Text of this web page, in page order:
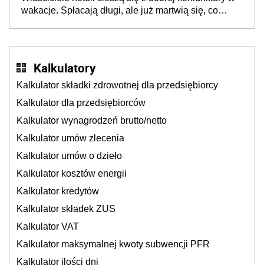
wakacje. Spłacają długi, ale już martwią się, co
Kalkulatory
Kalkulator składki zdrowotnej dla przedsiębiorcy
Kalkulator dla przedsiębiorców
Kalkulator wynagrodzeń brutto/netto
Kalkulator umów zlecenia
Kalkulator umów o dzieło
Kalkulator kosztów energii
Kalkulator kredytów
Kalkulator składek ZUS
Kalkulator VAT
Kalkulator maksymalnej kwoty subwencji PFR
Kalkulator ilości dni